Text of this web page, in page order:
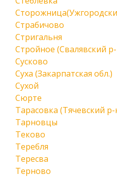
Страбичово
Стригальня
Стройное (Свалявский
Сусково
Суха (Закарпатская обл.)
Сухой
Сюрте
Тарасовка (Тячевский р-
Тарновцы
Теково
Теребля
Тересва
Терново